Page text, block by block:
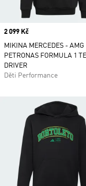
Price
2 099 Kč
MIKINA MERCEDES - AMG
PETRONAS FORMULA 1
DRIVER
Děti Performance